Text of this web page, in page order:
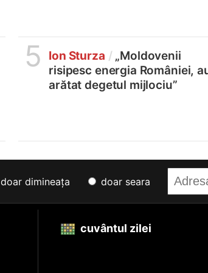
5 Ion Sturza / „Moldovenii
risipesc energia României,
arătat degetul mijlociu”
doar dimineața doar seara
cuvântul zilei